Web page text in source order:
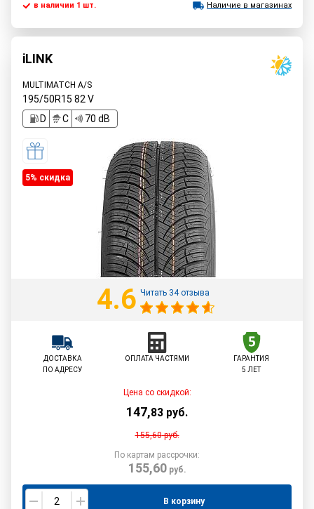
в наличии 1 шт. Наличие в магазинах
iLINK
MULTIMATCH A/S
195/50R15 82 V
D
C 70 dB
5% cкидка
4.6 Читать 34 отзыва
ДОСТАВКА
ПО АДРЕСУ
ОПЛАТА ЧАСТЯМИ
ГАРАНТИЯ
5 ЛЕТ
Цена со скидкой:
147,83 руб.
155,60руб.
По картам рассрочки:
155,60руб.
В корзину